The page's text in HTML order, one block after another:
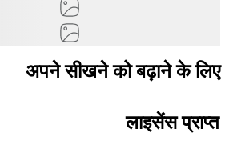
अपने सीखने को बढ़ाने के लिए
लाइसेंस प्राप्त